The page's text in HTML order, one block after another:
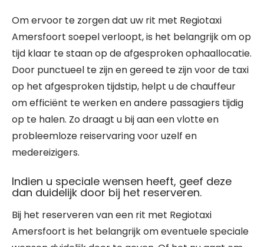
Om ervoor te zorgen dat uw rit met Regiotaxi
Amersfoort soepel verloopt, is het belangrijk om op
tijd klaar te staan op de afgesproken ophaallocatie.
Door punctueel te zijn en gereed te zijn voor de taxi
op het afgesproken tijdstip, helpt u de chauffeur
om efficiënt te werken en andere passagiers tijdig
op te halen. Zo draagt u bij aan een vlotte en
probleemloze reiservaring voor uzelf en
medereizigers.
Indien u speciale wensen heeft, geef deze
dan duidelijk door bij het reserveren.
Bij het reserveren van een rit met Regiotaxi
Amersfoort is het belangrijk om eventuele speciale